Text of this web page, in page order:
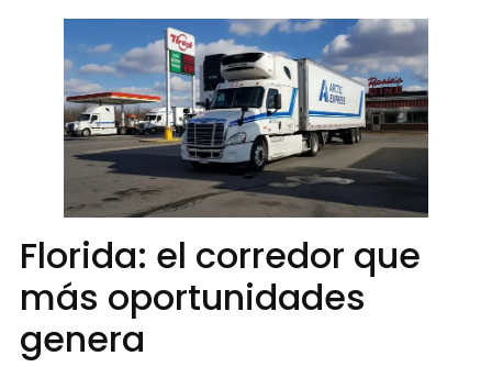
Florida: el corredor que
más oportunidades
genera